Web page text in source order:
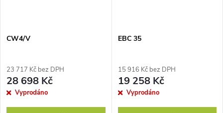
CW4/V
23 717 Kč bez DPH
28 698 Kč
Vyprodáno
EBC 35
15 916 Kč bez DPH
19 258 Kč
Vyprodáno